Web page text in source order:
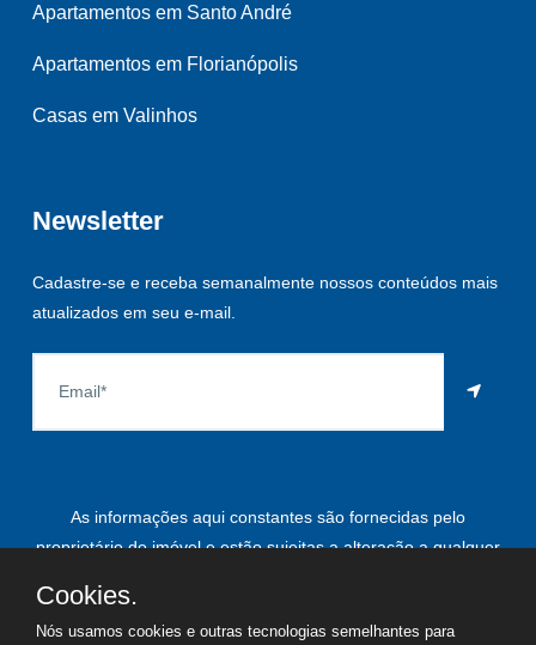
Apartamentos em Santo André
Apartamentos em Florianópolis
Casas em Valinhos
Newsletter
Cadastre-se e receba semanalmente nossos conteúdos mais
atualizados em seu e-mail.
As informações aqui constantes são fornecidas pelo
proprietário do imóvel e estão sujeitas a alteração a qualquer
Cookies.
Nós usamos cookies e outras tecnologias semelhantes para